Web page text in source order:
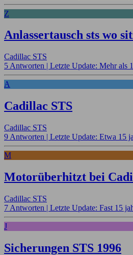
Z
Anlassertausch sts wo
Cadillac STS
5 Antworten | Letzte Update: Mehr als
A
Cadillac STS
Cadillac STS
9 Antworten | Letzte Update: Etwa 15
M
Motorüberhitzt bei
Cadillac STS
7 Antworten | Letzte Update: Fast 15
J
Sicherungen STS 1996